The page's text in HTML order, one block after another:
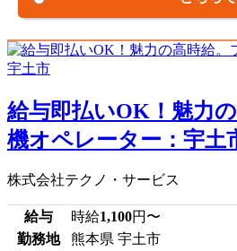
給与即払いOK！魅力
機オペレーター：宇土
株式会社テクノ・サービス
給与 時給1,100円〜
勤務地
熊本県 宇土市